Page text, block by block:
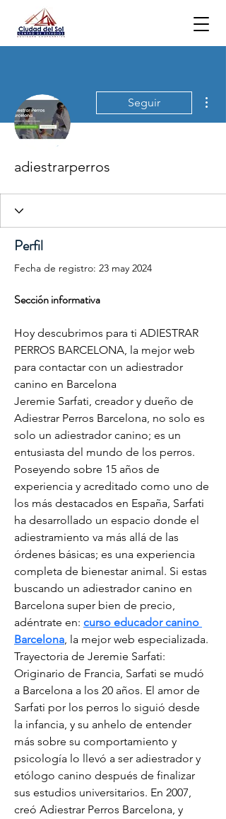
Seguir
adiestrarperros
Perfil
Fecha de registro: 23 may 2024
Sección informativa
Hoy descubrimos para ti ADIESTRAR
PERROS BARCELONA, la mejor web
para contactar con un adiestrador
canino en Barcelona
Jeremie Sarfati, creador y dueño de
Adiestrar Perros Barcelona, no solo es
solo un adiestrador canino; es un
entusiasta del mundo de los perros.
Poseyendo sobre 15 años de
experiencia y acreditado como uno de
los más destacados en España, Sarfati
ha desarrollado un espacio donde el
adiestramiento va más allá de las
órdenes básicas; es una experiencia
completa de bienestar animal. Si estas
buscando un adiestrador canino en
Barcelona super bien de precio,
adéntrate en: curso educador canino
Barcelona, la mejor web especializada.
Trayectoria de Jeremie Sarfati:
Originario de Francia, Sarfati se mudó
a Barcelona a los 20 años. El amor de
Sarfati por los perros lo siguió desde
la infancia, y su anhelo de entender
más sobre su comportamiento y
psicología lo llevó a ser adiestrador y
etólogo canino después de finalizar
sus estudios universitarios. En 2007,
creó Adiestrar Perros Barcelona, y